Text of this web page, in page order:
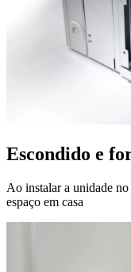
Escondido e
Ao instalar a unidade
espaço em casa